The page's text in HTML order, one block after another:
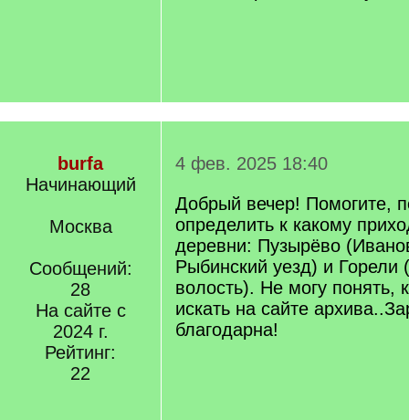
burfa
Начинающий
Москва
Сообщений:
28
На сайте с
2024 г.
Рейтинг:
22
4 фев. 2025 18:40
Добрый вечер! Помогите,
определить к какому
деревни: Пузырёво
Рыбинский уезд) и Горели
волость). Не могу понять,
искать на сайте
благодарна!